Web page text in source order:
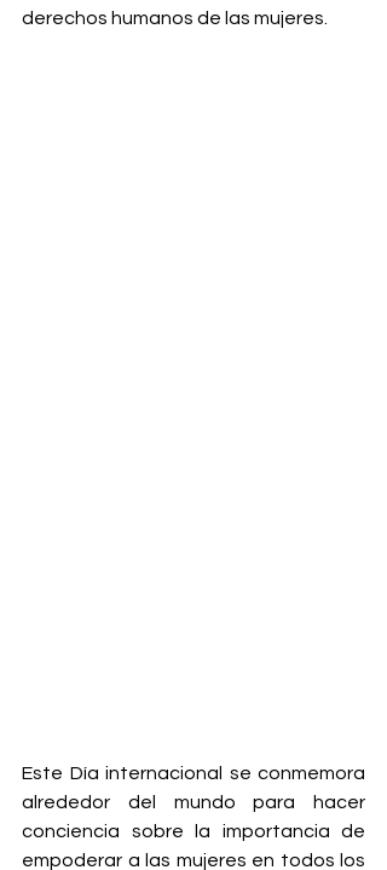
derechos humanos de las mujeres.
Este Día internacional se conmemora
alrededor del mundo para hacer
conciencia sobre la importancia de
empoderar a las mujeres en todos los